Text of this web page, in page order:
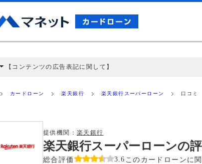
【コンテンツの広告表記に関して】
ミ収集などに基づき、公平性を担保した情報提供を行っています。
カードローン 楽天銀行 楽天銀行スーパーローン 口コミ
提供機関： 楽天銀行
楽天銀行スーパーローンの
総合評価 3.6 このカードローンに